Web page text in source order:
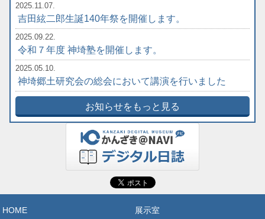
2025.11.07.
吉田絃二郎生誕140年祭を開催します。
2025.09.22.
令和７年度 神埼塾を開催します。
2025.05.10.
神埼郷土研究会の総会において講演を行いました
お知らせをもっと見る
HOME 展示室